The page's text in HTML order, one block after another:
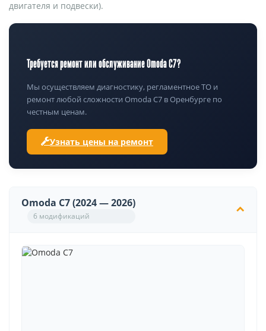
двигателя и подвески).
Требуется ремонт или обслуживание Omoda C7?
Мы осуществляем диагностику, регламентное ТО и
ремонт любой сложности Omoda C7 в Оренбурге по
честным ценам.
Узнать цены на ремонт
Omoda C7 (2024 — 2026)
6 модификаций